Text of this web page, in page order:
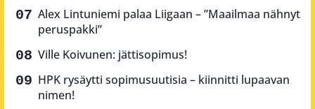
Alex Lintuniemi palaa Liigaan – ”Maailmaa nähnyt
peruspakki”
Ville Koivunen: jättisopimus!
HPK rysäytti sopimusuutisia – kiinnitti lupaavan
nimen!